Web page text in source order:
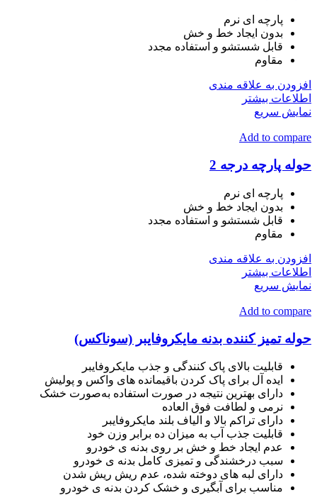
پارچه ای نرم
بدون ایجاد خط و خش
قابل شستشو و استفاده مجدد
مقاوم
افزودن به علاقه مندی
اطلاعات بیشتر
نمایش سریع
Add to compare
حوله پارچه درجه 2
پارچه ای نرم
بدون ایجاد خط و خش
قابل شستشو و استفاده مجدد
مقاوم
افزودن به علاقه مندی
اطلاعات بیشتر
نمایش سریع
Add to compare
حوله تمیز کننده بدنه مایکروفایبر (سوناکس)
قابلیت بالای پاک کنندگی و جذب مایکروفایبر
ایده آل برای پاک کردن باقیمانده های واکس و پولیش
دارای بهترین نتیجه در صورت استفاده به‌صورت خشک
نرمی و لطافت فوق العاده
دارای تراکم بالا و الیاف بلند مایکروفایبر
قابلیت جذب آب به میزان ده برابر وزن خود
عدم ایجاد خط و خش بر روی بدنه ی خودرو
سبب درخشندگی و تمیزی کامل بدنه ی خودرو
دارای لبه های دوخته شده، عدم ریش ریش شدن
مناسب برای آبگیری و خشک کردن بدنه ی خودرو